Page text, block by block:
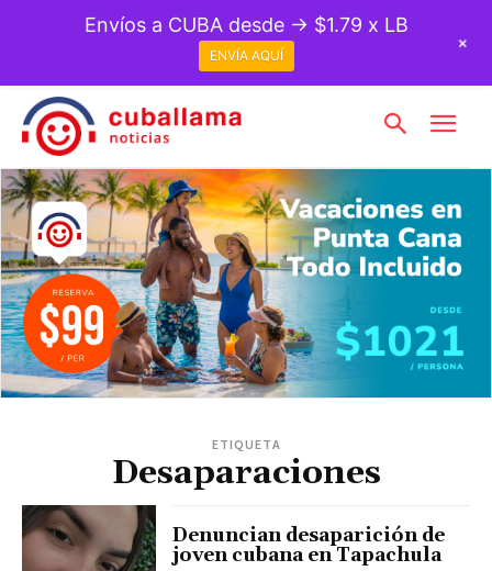
ETIQUETA
Desaparaciones
Denuncian desaparición de
joven cubana en Tapachula
Envíos a CUBA desde → $1.79 x LB
ENVÍA AQUÍ
+